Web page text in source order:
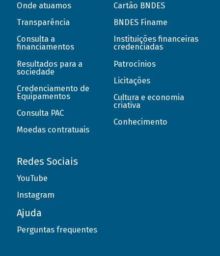
Onde atuamos
Transparência
Consulta a
financiamentos
Resultados para a
sociedade
Credenciamento de
Equipamentos
Consulta PAC
Moedas contratuais
Cartão BNDES
BNDES Finame
Instituições financeiras
credenciadas
Patrocínios
Licitações
Cultura e economia
criativa
Conhecimento
Redes Sociais
YouTube
Instagram
Ajuda
Perguntas frequentes